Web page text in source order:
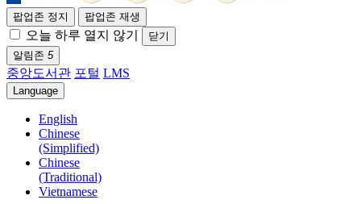
팝업존 정지 팝업존 재생
오늘 하루 열지 않기
닫기
알림존 5
중앙도서관 포털 LMS
Language
English
Chinese
(Simplified)
Chinese
(Traditional)
Vietnamese